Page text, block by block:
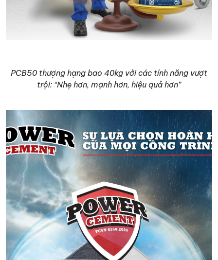
PCB50 thượng hạng bao 40kg vớicác tính năng vượt
trội: “Nhẹ hơn, mạnh hơn, hiệu quả hơn”